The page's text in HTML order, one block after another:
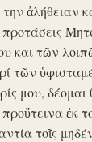
ἀλήθειαν
προτάσεις
και τῶν
τῶν
μου,
ἐκ
τοῖς